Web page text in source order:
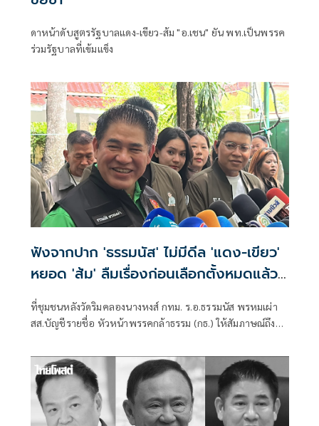
ดาหน้าดับสูตรรัฐบาลแดง-เขียว-ส้ม "อ.เชน" ยัน พท.เป็นพรรค
ร่วมรัฐบาลที่เข้มแข็ง
ฟังจากปาก 'ธรรมนัส' ไม่มีดีล 'แดง-เขียว'
หยอด 'ส้ม' ลืมเรื่องก่อนเลือกตั้งหมดแล้ว
ศัตรูก็กลับมารักกันได้
ที่ชุมชนหลังวัดริมคลองนางหงส์ กทม. ร.อ.ธรรมนัส พรหมเผ่า
สส.บัญชีรายชื่อ หัวหน้าพรรคกล้าธรรม (กธ.) ให้สัมภาษณ์ถึง